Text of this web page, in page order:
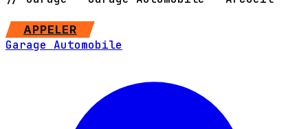
APPELER
Garage Automobile